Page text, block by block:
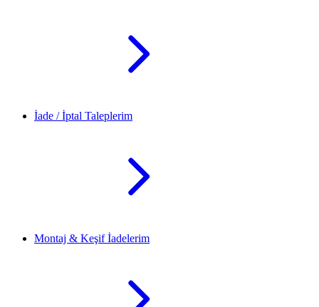
İade / İptal Taleplerim
Montaj & Keşif İadelerim